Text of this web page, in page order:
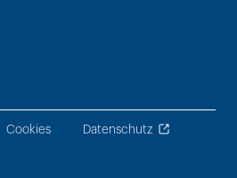
Cookies Datenschutz